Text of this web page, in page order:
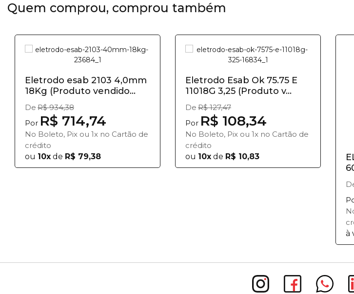
Quem comprou, comprou também
Eletrodo esab 2103 4,0mm
18Kg (Produto vendido...
De R$ 934,38
Por R$ 714,74
No Boleto, Pix ou 1x no Cartão de
crédito
ou 10x de R$ 79,38
Eletrodo Esab Ok 75.75 E
11018G 3,25 (Produto v...
De R$ 127,47
Por R$ 108,34
No Boleto, Pix ou 1x no Cartão de
crédito
ou 10x de R$ 10,83
à